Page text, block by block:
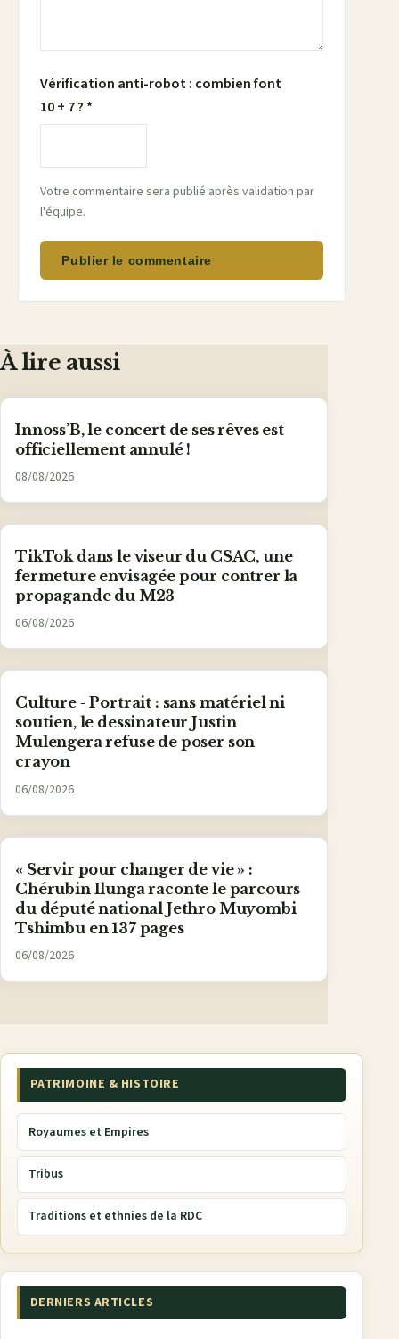
Vérification anti-robot : combien font
10 + 7 ? *
Votre commentaire sera publié après validation par
l'équipe.
Publier le commentaire
À lire aussi
Innoss’B, le concert de ses rêves est
officiellement annulé !
08/08/2026
TikTok dans le viseur du CSAC, une
fermeture envisagée pour contrer la
propagande du M23
06/08/2026
Culture - Portrait : sans matériel ni
soutien, le dessinateur Justin
Mulengera refuse de poser son
crayon
06/08/2026
« Servir pour changer de vie » :
Chérubin Ilunga raconte le parcours
du député national Jethro Muyombi
Tshimbu en 137 pages
06/08/2026
PATRIMOINE & HISTOIRE
Royaumes et Empires
Tribus
Traditions et ethnies de la RDC
DERNIERS ARTICLES